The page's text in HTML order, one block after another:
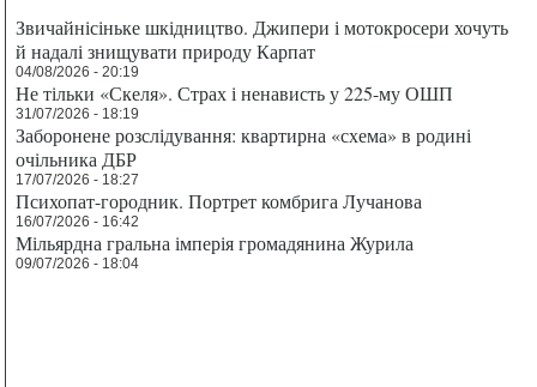
Звичайнісіньке шкідництво. Джипери і мотокросери хочуть
й надалі знищувати природу Карпат
04/08/2026 - 20:19
Не тільки «Скеля». Страх і ненависть у 225-му ОШП
31/07/2026 - 18:19
Заборонене розслідування: квартирна «схема» в родині
очільника ДБР
17/07/2026 - 18:27
Психопат-городник. Портрет комбрига Лучанова
16/07/2026 - 16:42
Мільярдна гральна імперія громадянина Журила
09/07/2026 - 18:04